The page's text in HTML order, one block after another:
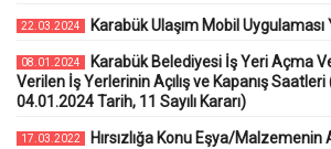
22.03.2024 Karabük Ulaşım Mobil Uygulaması
08.01.2024
Karabük Belediyesi İş Yeri Açma
Verilen İş Yerlerinin Açılış ve Kapanış
04.01.2024 Tarih, 11 Sayılı Kararı)
17.03.2022 Hırsızlığa Konu Eşya/Malzemenin